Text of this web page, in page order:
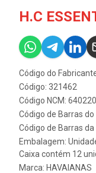
H.C
Código do
Código: 321462
Código NCM:
Código de Barras
Código de Barras
Embalagem:
Caixa contém 12
Marca: HAVAIANAS